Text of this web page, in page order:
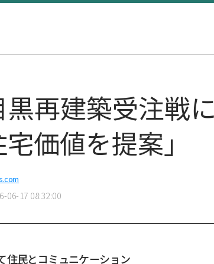
黒再建築受注戦
価値を提案」
06-17 08:32:00
住民とコミュニケーション